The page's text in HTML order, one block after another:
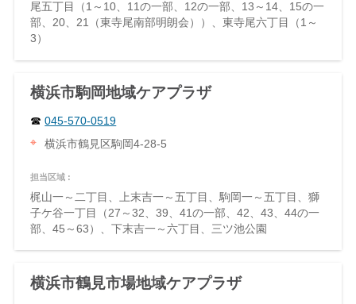
尾五丁目（1～10、11の一部、12の一部、13～14、15の一
部、20、21（東寺尾南部明朗会））、東寺尾六丁目（1～
3）
横浜市駒岡地域ケアプラザ
045-570-0519
横浜市鶴見区駒岡4-28-5
担当区域 :
梶山一～二丁目、上末吉一～五丁目、駒岡一～五丁目、獅
子ケ谷一丁目（27～32、39、41の一部、42、43、44の一
部、45～63）、下末吉一～六丁目、三ツ池公園
横浜市鶴見市場地域ケアプラザ